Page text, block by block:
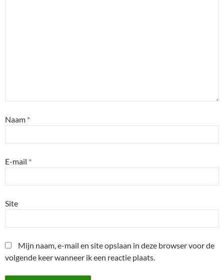
Naam *
E-mail *
Site
Mijn naam, e-mail en site opslaan in deze browser voor de
volgende keer wanneer ik een reactie plaats.